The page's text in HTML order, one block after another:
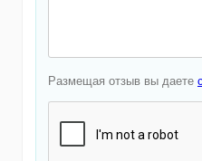
Размещая отзыв вы даете